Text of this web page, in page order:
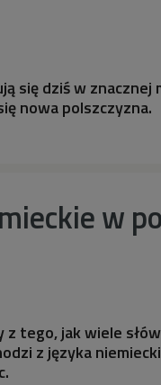
się dziś w
nowa polszczyzna.
w
tego, jak wiele
z języka